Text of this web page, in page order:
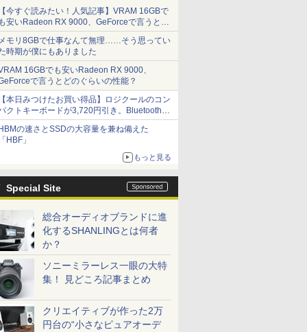
今すぐ読みたい！人気記事】VRAM 16GBで
安いRadeon RX 9000、GeForceで言うとど
ぐらいの性能？ - PC Watch
モリ8GBで仕事なんて無理……そう思ってい
時期が僕にもありました
16GBでも安いRadeon RX 9000、
で言うとどのぐらいの性能？
本日みつけたお買い得品】ロジクールのコン
クトキーボードが3,720円引き。Bluetoothで3
接続対応
の速さとSSDの大容量を兼ね備えた
HBF」
もっと見る
Special Site
総合オーディオブランドに進
化するSHANLINGとは何者
か？
ソニーミラーレス一眼の大特
集！ 見どころ記事まとめ
クリエイティブが作った2万
円台の“小さなピュアオーデ